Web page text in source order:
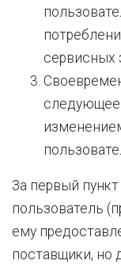
сервисных
За первый
пользователь
ему
поставщики, но